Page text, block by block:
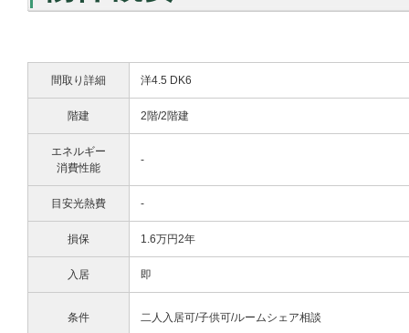
間取り詳細 洋4.5 DK6
階建 2階/2階建
エネルギー
消費性能
-
目安光熱費 -
損保 1.6万円2年
入居 即
条件 二人入居可/子供可/ルームシェア相談